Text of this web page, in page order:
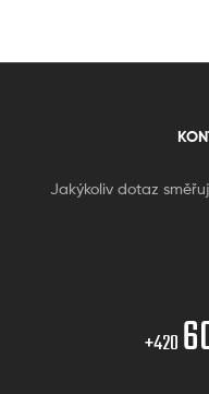
Jakýkoliv dotaz
+420